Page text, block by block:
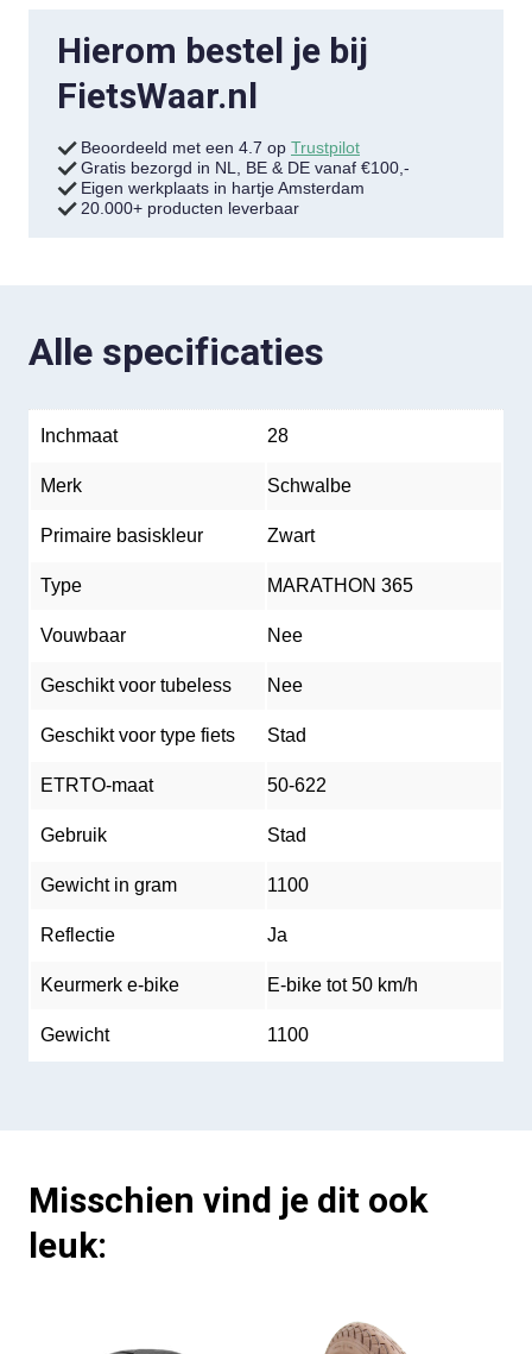
Hierom bestel je bij
FietsWaar.nl
Beoordeeld met een 4.7 op Trustpilot
Gratis bezorgd in NL, BE & DE vanaf €100,-
Eigen werkplaats in hartje Amsterdam
20.000+ producten leverbaar
Alle specificaties
Inchmaat 28
Merk Schwalbe
Primaire basiskleur Zwart
Type MARATHON 365
Vouwbaar Nee
Geschikt voor tubeless Nee
Geschikt voor type fiets Stad
ETRTO-maat 50-622
Gebruik Stad
Gewicht in gram 1100
Reflectie Ja
Keurmerk e-bike E-bike tot 50 km/h
Gewicht 1100
Misschien vind je dit ook
leuk: